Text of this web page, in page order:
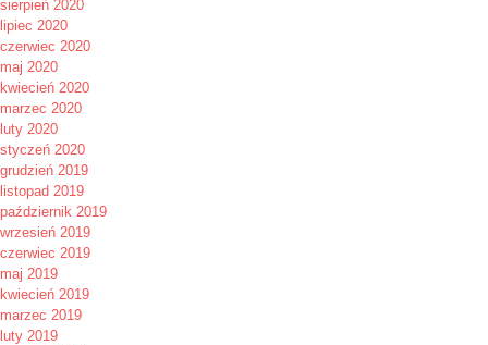
sierpień 2020
lipiec 2020
czerwiec 2020
maj 2020
kwiecień 2020
marzec 2020
luty 2020
styczeń 2020
grudzień 2019
listopad 2019
październik 2019
wrzesień 2019
czerwiec 2019
maj 2019
kwiecień 2019
marzec 2019
luty 2019